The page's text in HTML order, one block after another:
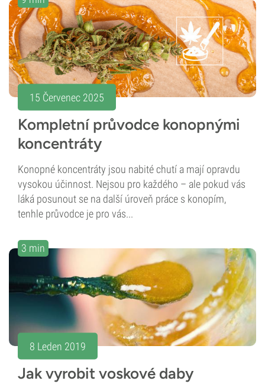
15 Červenec 2025
Kompletní průvodce konopnými
koncentráty
Konopné koncentráty jsou nabité chutí a mají opravdu
vysokou účinnost. Nejsou pro každého – ale pokud vás
láká posunout se na další úroveň práce s konopím,
tenhle průvodce je pro vás...
3 min
8 Leden 2019
Jak vyrobit voskové daby